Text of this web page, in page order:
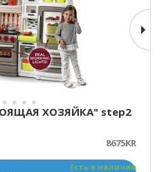
ХОЗЯЙКА" step2
8675KR
Есть в наличии